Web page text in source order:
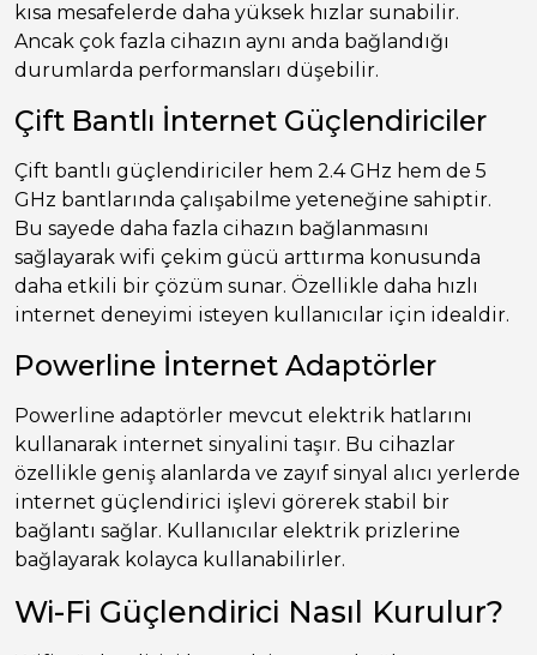
kısa mesafelerde daha yüksek hızlar sunabilir.
Ancak çok fazla cihazın aynı anda bağlandığı
durumlarda performansları düşebilir.
Çift Bantlı İnternet Güçlendiriciler
Çift bantlı güçlendiriciler hem 2.4 GHz hem de 5
GHz bantlarında çalışabilme yeteneğine sahiptir.
Bu sayede daha fazla cihazın bağlanmasını
sağlayarak wifi çekim gücü arttırma konusunda
daha etkili bir çözüm sunar. Özellikle daha hızlı
internet deneyimi isteyen kullanıcılar için idealdir.
Powerline İnternet Adaptörler
Powerline adaptörler mevcut elektrik hatlarını
kullanarak internet sinyalini taşır. Bu cihazlar
özellikle geniş alanlarda ve zayıf sinyal alıcı yerlerde
internet güçlendirici işlevi görerek stabil bir
bağlantı sağlar. Kullanıcılar elektrik prizlerine
bağlayarak kolayca kullanabilirler.
Wi-Fi Güçlendirici Nasıl Kurulur?